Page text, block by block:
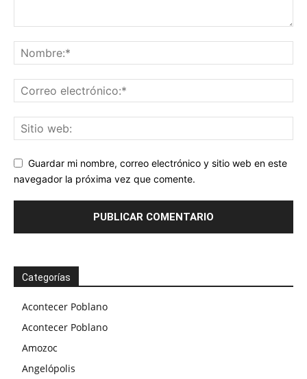
Guardar mi nombre, correo electrónico y sitio web en este
navegador la próxima vez que comente.
Categorías
Acontecer Poblano
Acontecer Poblano
Amozoc
Angelópolis